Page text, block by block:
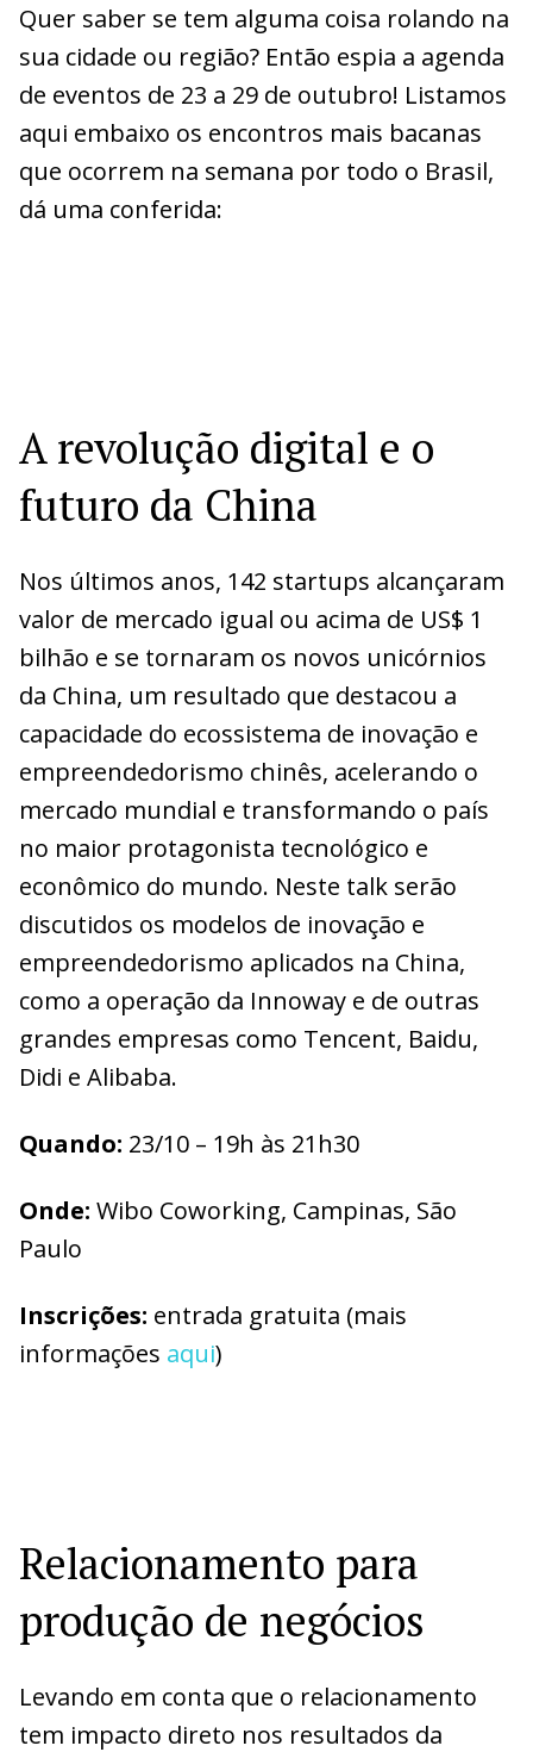
Quer saber se tem alguma coisa rolando na
sua cidade ou região? Então espia a agenda
de eventos de 23 a 29 de outubro! Listamos
aqui embaixo os encontros mais bacanas
que ocorrem na semana por todo o Brasil,
dá uma conferida:
A revolução digital e o
futuro da China
Nos últimos anos, 142 startups alcançaram
valor de mercado igual ou acima de US$ 1
bilhão e se tornaram os novos unicórnios
da China, um resultado que destacou a
capacidade do ecossistema de inovação e
empreendedorismo chinês, acelerando o
mercado mundial e transformando o país
no maior protagonista tecnológico e
econômico do mundo. Neste talk serão
discutidos os modelos de inovação e
empreendedorismo aplicados na China,
como a operação da Innoway e de outras
grandes empresas como Tencent, Baidu,
Didi e Alibaba.
Quando: 23/10 – 19h às 21h30
Onde: Wibo Coworking, Campinas, São
Paulo
Inscrições: entrada gratuita (mais
informações aqui)
Relacionamento para
produção de negócios
Levando em conta que o relacionamento
tem impacto direto nos resultados da